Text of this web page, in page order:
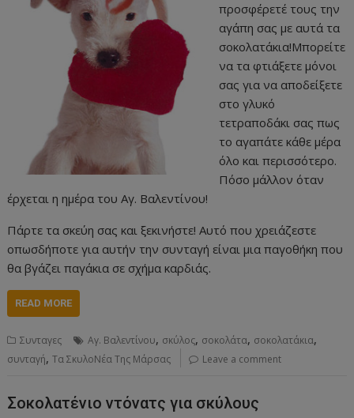
προσφέρετέ τους την
αγάπη σας με αυτά τα
σοκολατάκια!Μπορείτε
να τα φτιάξετε μόνοι
σας για να αποδείξετε
στο γλυκό
τετραποδάκι σας πως
το αγαπάτε κάθε μέρα
όλο και περισσότερο.
Πόσο μάλλον όταν
έρχεται η ημέρα του Αγ. Βαλεντίνου!
Πάρτε τα σκεύη σας και ξεκινήστε! Αυτό που χρειάζεστε
οπωσδήποτε για αυτήν την συνταγή είναι μια παγοθήκη που
θα βγάζει παγάκια σε σχήμα καρδιάς.
READ MORE
Συνταγες Αγ. Βαλεντίνου, σκύλος, σοκολάτα, σοκολατάκια,
συνταγή,Τα ΣκυλοΝέα Της Μάρσας Leave a comment
Σοκολατένιο ντόνατς για σκύλους